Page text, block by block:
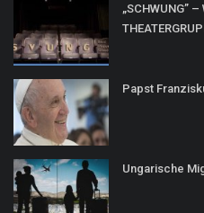
„SCHWUNG” –
Papst
Ungarische